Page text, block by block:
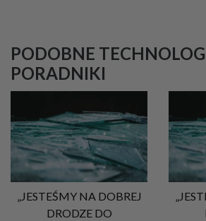
PODOBNE
PORADNIKI
„JESTEŚMY NA DOBREJ
DRODZE DO